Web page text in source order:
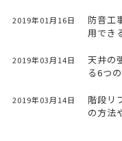
2019年01月16日
防音工
用でき
2019年03月14日
天井の
る6つ
2019年03月14日
階段リ
の方法